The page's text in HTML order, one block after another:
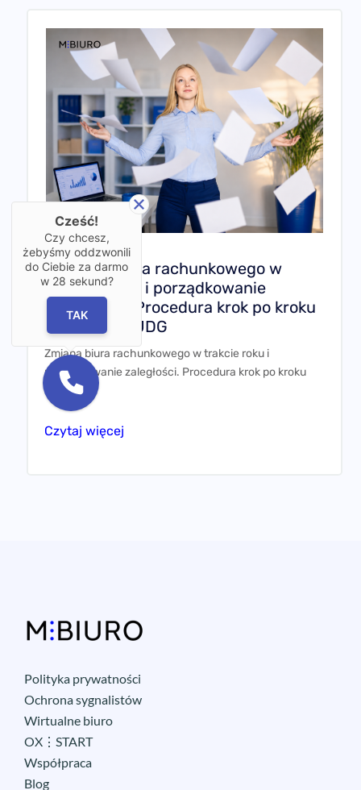
Zmiana biura rachunkowego w
trakcie roku i porządkowanie
zaległości. Procedura krok po kroku
dla spółki i JDG
Zmiana biura rachunkowego w trakcie roku i
porządkowanie zaległości. Procedura krok po kroku
dla
Czytaj więcej
Polityka prywatności
Ochrona sygnalistów
Wirtualne biuro
OX⋮START
Współpraca
Blog
Cześć!
Czy chcesz,
żebyśmy oddzwonili
do Ciebie za darmo
w 28 sekund?
TAK